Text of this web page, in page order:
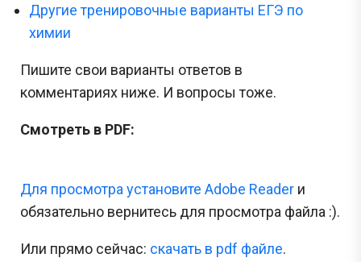
Другие тренировочные варианты ЕГЭ по
химии
Пишите свои варианты ответов в
комментариях ниже. И вопросы тоже.
Смотреть в PDF:
Для просмотра установите Adobe Reader и
обязательно вернитесь для просмотра файла :).
Или прямо сейчас: cкачать в pdf файле.